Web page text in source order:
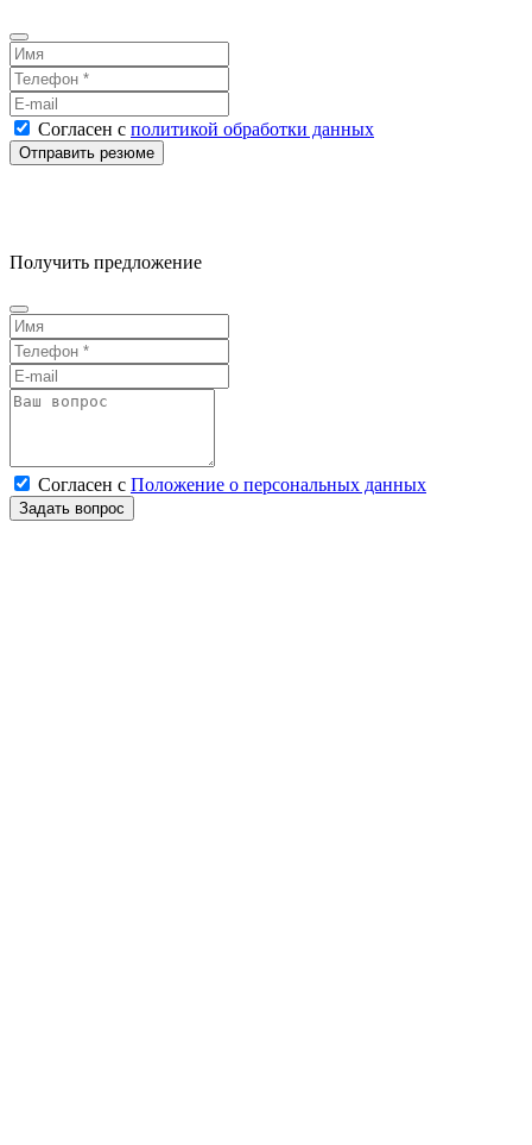
Согласен с политикой обработки данных
Получить предложение
Согласен с Положение о персональных данных